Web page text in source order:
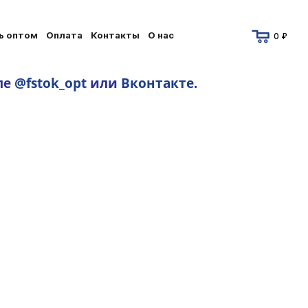
оптом Оплата Контакты О нас 0 ₽
@fstok_opt или Вконтакте.